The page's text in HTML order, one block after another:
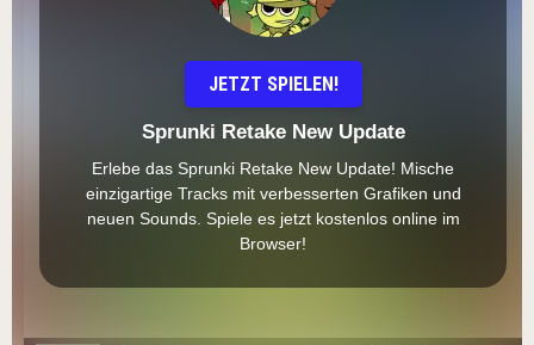
JETZT SPIELEN!
Sprunki Retake New Update
Erlebe das Sprunki Retake New Update! Mische
einzigartige Tracks mit verbesserten Grafiken und
neuen Sounds. Spiele es jetzt kostenlos online im
Browser!